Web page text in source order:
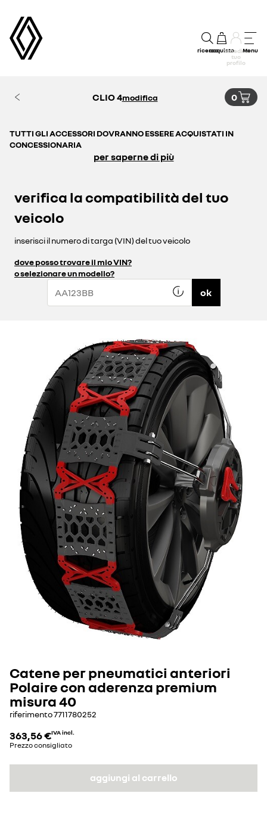
ricercaacquistoaccedi al
tuo
profilo
Menu
CLIO 4modifica 0
TUTTI GLI ACCESSORI DOVRANNO ESSERE ACQUISTATI IN
CONCESSIONARIA
per saperne di più
verifica la compatibilità del tuo
veicolo
inserisci il numero di targa (VIN) del tuo veicolo
dove posso trovare il mio VIN?
o selezionare un modello?
ok
Catene per pneumatici anteriori
Polaire con aderenza premium
misura 40
riferimento7711780252
363,56 €IVA incl.
Prezzo consigliato
aggiungi al carrello